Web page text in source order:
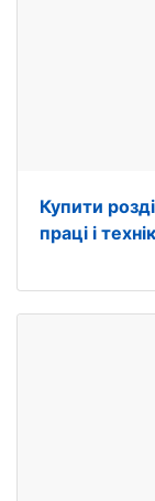
Купити
праці і